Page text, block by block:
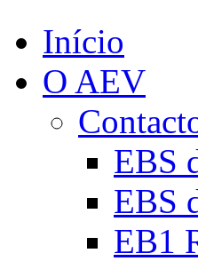
Início
O AEV
EBS
EBS
EB1